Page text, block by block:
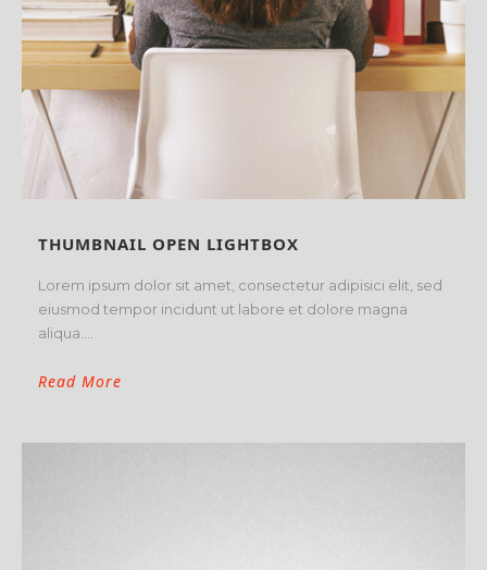
THUMBNAIL OPEN LIGHTBOX
Lorem ipsum dolor sit amet, consectetur adipisici elit, sed
eiusmod tempor incidunt ut labore et dolore magna
aliqua....
Read More